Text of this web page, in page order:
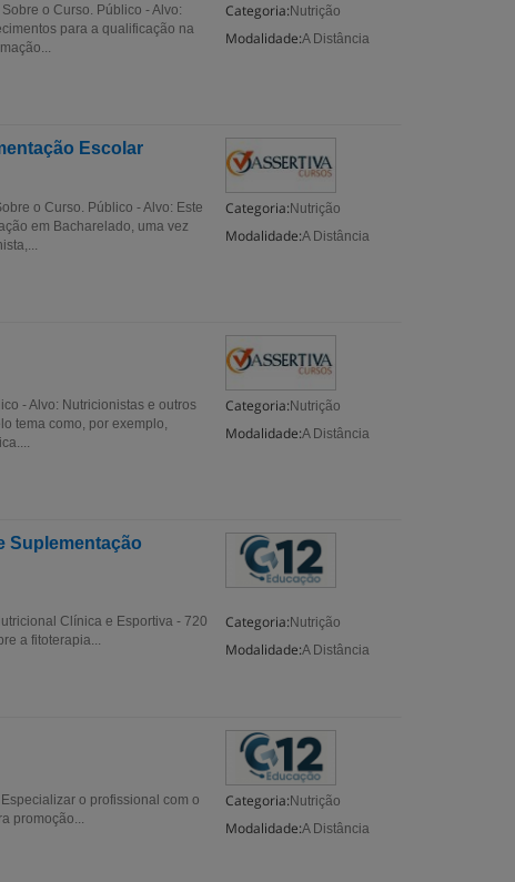
Categoria: Nutrição
Modalidade:A Distância
o Curso. Público - Alvo:
para a qualificação na
Escolar
Categoria: Nutrição
Modalidade:A Distância
o Curso. Público - Alvo: Este
em Bacharelado, uma vez
Categoria: Nutrição
Modalidade:A Distância
- Alvo: Nutricionistas e outros
tema como, por exemplo,
Suplementação
Categoria: Nutrição
Modalidade:A Distância
Clínica e Esportiva - 720
a fitoterapia...
Categoria: Nutrição
Modalidade:A Distância
o profissional com o
promoção...